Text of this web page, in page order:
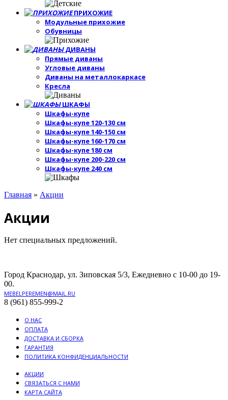
ПРИХОЖИЕ
Модульные прихожие
Обувницы
ДИВАНЫ
Прямые диваны
Угловые диваны
Диваны на металлокаркасе
Кресла
ШКАФЫ
Шкафы-купе
Шкафы-купе 120-130 см
Шкафы-купе 140-150 см
Шкафы-купе 160-170 см
Шкафы-купе 180 см
Шкафы-купе 200-220 см
Шкафы-купе 240 см
Главная » Акции
Акции
Нет специальных предложений.
Город Краснодар, ул. Зиповская 5/3, Ежедневно с 10-00 до 19-
00.
MEBELPEREMEN@MAIL.RU
8 (961) 855-999-2
О НАС
ОПЛАТА
ДОСТАВКА И СБОРКА
ГАРАНТИЯ
ПОЛИТИКА КОНФИДЕНЦИАЛЬНОСТИ
АКЦИИ
СВЯЗАТЬСЯ С НАМИ
КАРТА САЙТА